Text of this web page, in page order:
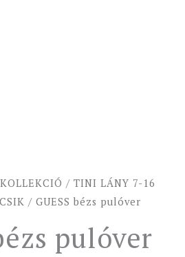
/ TINI LÁNY 7-16
/ GUESS bézs pulóver
pulóver